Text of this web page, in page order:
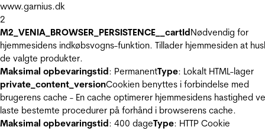
www.garnius.dk
2
M2_VENIA_BROWSER_PERSISTENCE__cartIdNødvendig for
hjemmesidens indkøbsvogns-funktion. Tillader hjemmesiden at
de valgte produkter.
Maksimal opbevaringstid: PermanentType: Lokalt HTML-lager
private_content_versionCookien benyttes i forbindelse med
brugerens cache - En cache optimerer hjemmesidens hastighed
laste bestemte procedurer på forhånd i browserens cache.
Maksimal opbevaringstid: 400 dageType: HTTP Cookie